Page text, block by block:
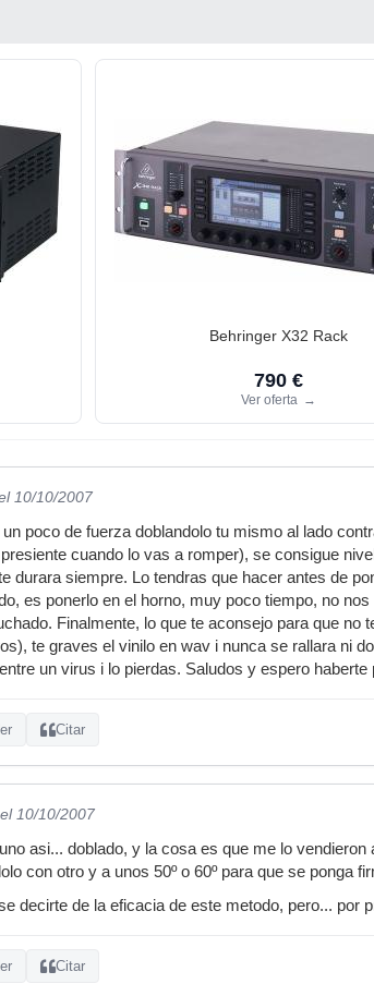
Behringer X32 Rack
790 €
Ver oferta →
10/10/2007
poco de fuerza doblandolo tu mismo al lado
cuando lo vas a romper), se consigue
durara siempre. Lo tendras que hacer antes de
es ponerlo en el horno, muy poco tiempo, no
Finalmente, lo que te aconsejo para que
te graves el vinilo en wav i nunca se rallara ni
un virus i lo pierdas. Saludos y espero haberte
Citar
el 10/10/2007
asi... doblado, y la cosa es que me lo
con otro y a unos 50º o 60º para que se ponga
decirte de la eficacia de este metodo, pero... por
Citar